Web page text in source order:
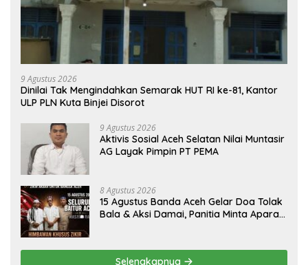
9 Agustus 2026
Dinilai Tak Mengindahkan Semarak HUT RI ke-81, Kantor
ULP PLN Kuta Binjei Disorot
9 Agustus 2026
Aktivis Sosial Aceh Selatan Nilai Muntasir
AG Layak Pimpin PT PEMA
8 Agustus 2026
15 Agustus Banda Aceh Gelar Doa Tolak
Bala & Aksi Damai, Panitia Minta Aparat
Selengkapnya